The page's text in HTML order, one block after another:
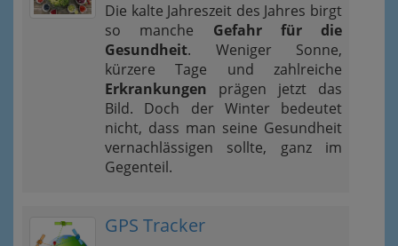
Die kalte Jahreszeit des Jahres birgt
so manche Gefahr für die
Gesundheit. Weniger Sonne,
kürzere Tage und zahlreiche
Erkrankungen prägen jetzt das
Bild. Doch der Winter bedeutet
nicht, dass man seine Gesundheit
vernachlässigen sollte, ganz im
Gegenteil.
GPS Tracker